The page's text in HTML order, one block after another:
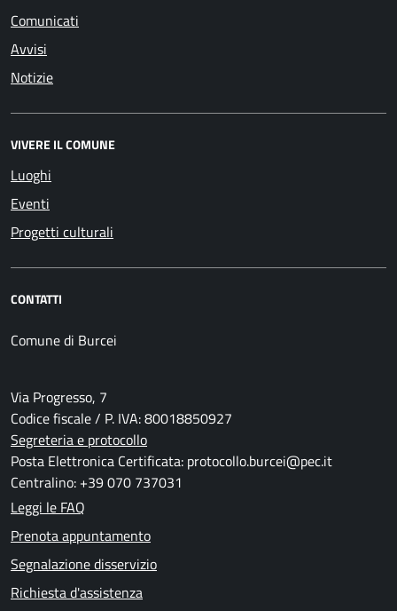
Comunicati
Avvisi
Notizie
VIVERE IL COMUNE
Luoghi
Eventi
Progetti culturali
CONTATTI
Comune di Burcei
Via Progresso, 7
Codice fiscale / P. IVA: 80018850927
Segreteria e protocollo
Posta Elettronica Certificata: protocollo.burcei@pec.it
Centralino: +39 070 737031
Leggi le FAQ
Prenota appuntamento
Segnalazione disservizio
Richiesta d'assistenza